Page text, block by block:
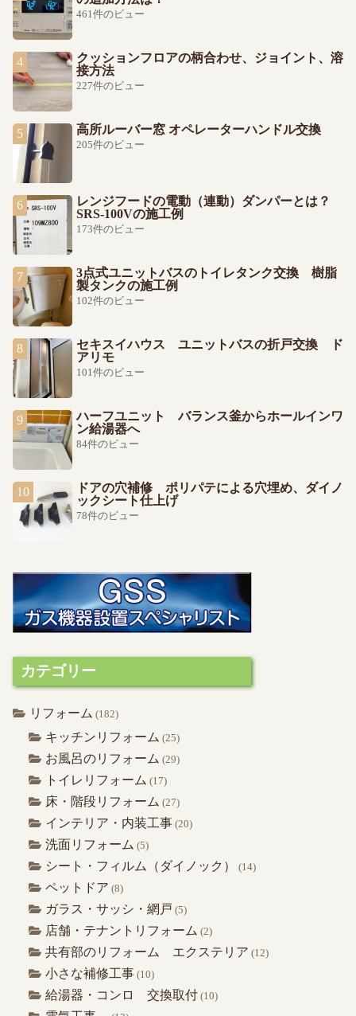
461件のビュー
クッションフロアの柄合わせ、ジョイント、溶
接方法
227件のビュー
高所ルーバー窓 オペレーターハンドル交換
205件のビュー
レンジフードの電動（連動）ダンパーとは？
SRS-100Vの施工例
173件のビュー
3点式ユニットバスのトイレタンク交換 樹脂
製タンクの施工例
102件のビュー
セキスイハウス ユニットバスの折戸交換 ド
アリモ
101件のビュー
ハーフユニット バランス釜からホールインワ
ン給湯器へ
84件のビュー
ドアの穴補修 ポリパテによる穴埋め、ダイノ
ックシート仕上げ
78件のビュー
カテゴリー
リフォーム (182)
キッチンリフォーム (25)
お風呂のリフォーム (29)
トイレリフォーム (17)
床・階段リフォーム (27)
インテリア・内装工事 (20)
洗面リフォーム (5)
シート・フィルム（ダイノック） (14)
ペットドア (8)
ガラス・サッシ・網戸 (5)
店舗・テナントリフォーム (2)
共有部のリフォーム エクステリア (12)
小さな補修工事 (10)
給湯器・コンロ 交換取付 (10)